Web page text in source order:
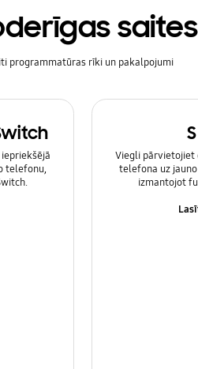
saites
programmatūras rīki un pakalpojumi
telefonu,
Viegli pārvietojiet
telefona uz
izmantojot